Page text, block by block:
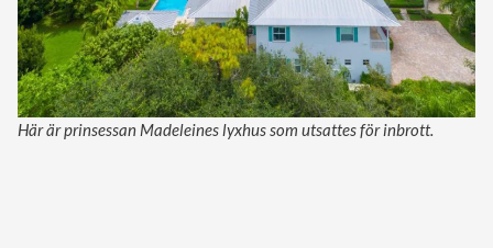
Här är prinsessan Madeleines lyxhus som utsattes för inbrott.